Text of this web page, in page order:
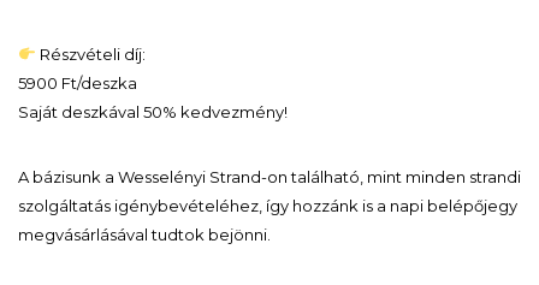
Részvételi díj:
5900 Ft/deszka
Saját deszkával 50% kedvezmény!
A bázisunk a Wesselényi Strand-on található, mint minden strandi
szolgáltatás igénybevételéhez, így hozzánk is a napi belépőjegy
megvásárlásával tudtok bejönni.